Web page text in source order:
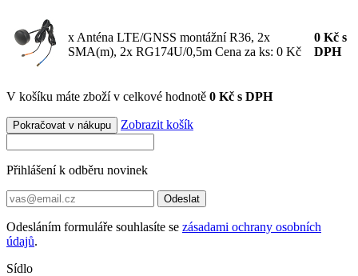
x Anténa LTE/GNSS montážní R36, 2x
SMA(m), 2x RG174U/0,5m Cena za ks: 0 Kč
0 Kč s
DPH
V košíku máte zboží v celkové hodnotě 0 Kč s DPH
Pokračovat v nákupu Zobrazit košík
Přihlášení k odběru novinek
Odeslat
Odesláním formuláře souhlasíte se zásadami ochrany osobních
údajů.
Sídlo